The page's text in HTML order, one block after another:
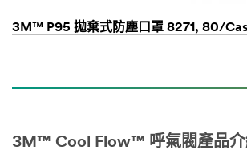
3M™ P95 拋棄式防塵口罩 8271, 80/
3M™ Cool Flow™ 呼氣閥產品介